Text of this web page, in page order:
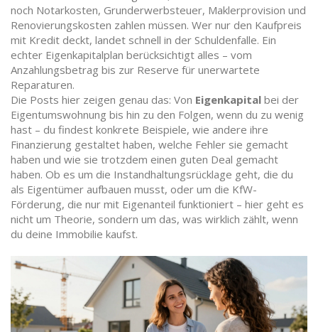
noch Notarkosten, Grunderwerbsteuer, Maklerprovision und
Renovierungskosten zahlen müssen. Wer nur den Kaufpreis
mit Kredit deckt, landet schnell in der Schuldenfalle. Ein
echter Eigenkapitalplan berücksichtigt alles – vom
Anzahlungsbetrag bis zur Reserve für unerwartete
Reparaturen.
Die Posts hier zeigen genau das: Von Eigenkapital bei der
Eigentumswohnung bis hin zu den Folgen, wenn du zu wenig
hast – du findest konkrete Beispiele, wie andere ihre
Finanzierung gestaltet haben, welche Fehler sie gemacht
haben und wie sie trotzdem einen guten Deal gemacht
haben. Ob es um die Instandhaltungsrücklage geht, die du
als Eigentümer aufbauen musst, oder um die KfW-
Förderung, die nur mit Eigenanteil funktioniert – hier geht es
nicht um Theorie, sondern um das, was wirklich zählt, wenn
du deine Immobilie kaufst.